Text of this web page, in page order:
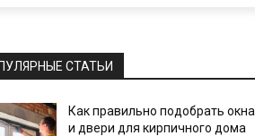
СТАТЬИ
Как правильно подобрать окна
и двери для кирпичного дома